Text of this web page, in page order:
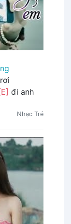
[E] đi anh
Nhạc Trẻ